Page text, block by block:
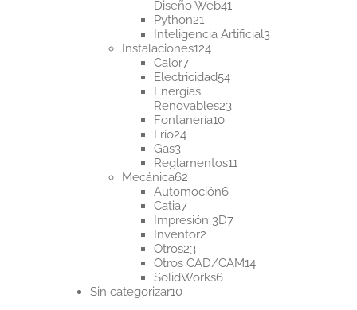
Diseño Web4141
Python2121
productos
Inteligencia Artificial33
Instalaciones124124
Calor77
productos
Electricidad5454
Energías
Renovables2323
Fontanería1010
Frío2424
Gas33
productos
Reglamentos1111
Mecánica6262
productos
Automoción66
Catia77
productos
Impresión 3D77
Inventor22
Otros2323
productos
Otros CAD/CAM1414
SolidWorks66
Sin categorizar1010